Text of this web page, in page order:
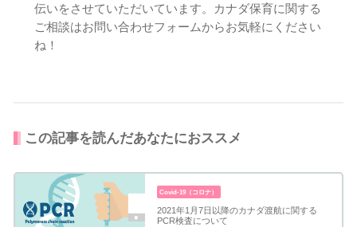
伝いをさせていただいています。カナダ保育に関する
ご相談はお問い合わせフォームからお気軽にください
ね！
この記事を読んだあなたにおススメ
Covid-19（コロナ）
2021年1月7日以降のカナダ渡航に関する
PCR検査について